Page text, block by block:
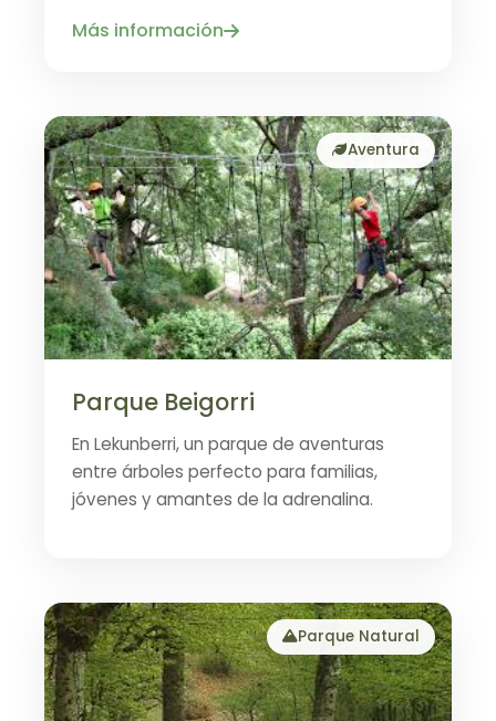
Más información
Aventura
Parque Beigorri
En Lekunberri, un parque de aventuras
entre árboles perfecto para familias,
jóvenes y amantes de la adrenalina.
Parque Natural